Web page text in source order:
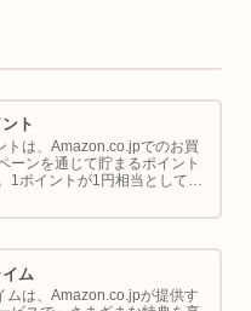
ト
トは、Amazon.co.jpでのお買
ーンを通じて貯まるポイント
1ポイントが1円相当として、
イントの使い方と貯め方を解
ム
ムは、Amazon.co.jpが提供す